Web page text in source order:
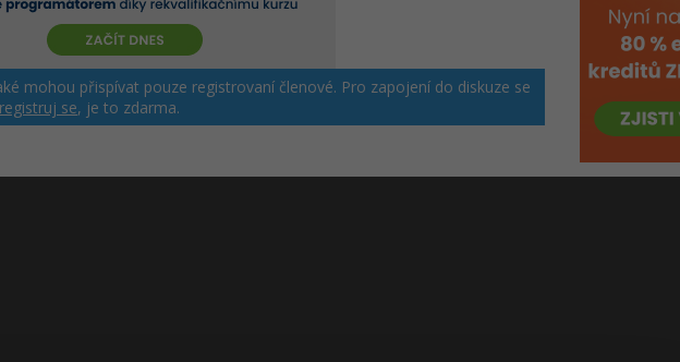
mohou přispívat pouze registrovaní členové. Pro zapojení do diskuze se
se, je to zdarma.